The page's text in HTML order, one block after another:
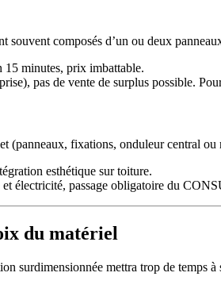
souvent composés d’un ou deux
minutes, prix imbattable.
pas de vente de surplus possible.
(panneaux, fixations, onduleur central
esthétique sur toiture.
et électricité, passage obligatoire du
du matériel
surdimensionnée mettra trop de temps